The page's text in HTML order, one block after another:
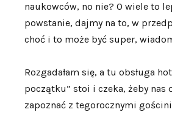
naukowców, no nie? O wiele to
powstanie, dajmy na to, w
choć i to może być super,
Rozgadałam się, a tu obsługa
początku” stoi i czeka, żeby nas
zapoznać z tegorocznymi